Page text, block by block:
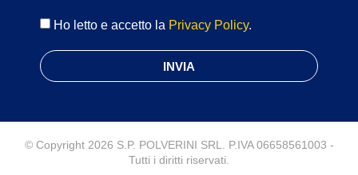
Ho letto e accetto la Privacy Policy.
INVIA
© Copyright 2026 S.P. POLVERINI SRL. P.IVA 06658561003 -
Tutti i diritti riservati.